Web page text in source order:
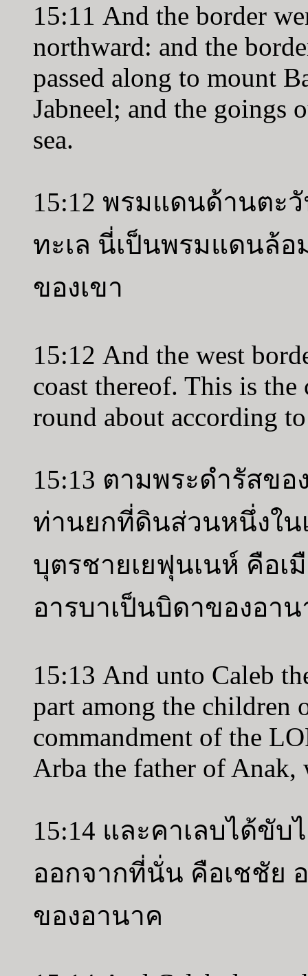
15:11 And the border
northward: and the
passed along to mount
Jabneel; and the goings
sea.
15:12 พรมแดนด้านตะ
ทะเล นี่เป็นพรมแดนล้
ของเขา
15:12 And the west
coast thereof. This is
round about according
15:13 ตามพระดำรัสข
ท่านยกที่ดินส่วนหนึ่งใน
บุตรชายเยฟุนเนห์ คือเ
อารบาเป็นบิดาของอา
15:13 And unto Caleb
part among the children
commandment of the
Arba the father of
15:14 และคาเลบได้ขั
ออกจากที่นั่น คือเชชัย
ของอานาค